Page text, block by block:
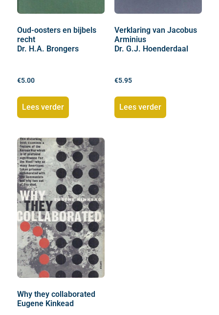
Oud-oosters en bijbels
recht
Dr. H.A. Brongers
€5.00
Lees verder
Verklaring van Jacobus
Arminius
Dr. G.J. Hoenderdaal
€5.95
Lees verder
Why they collaborated
Eugene Kinkead